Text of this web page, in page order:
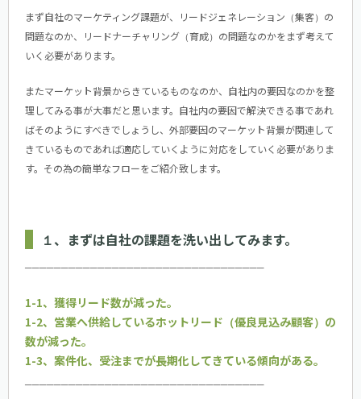
まず自社のマーケティング課題が、リードジェネレーション（集客）の
問題なのか、リードナーチャリング（育成）の問題なのかをまず考えて
いく必要があります。
またマーケット背景からきているものなのか、自社内の要因なのかを整
理してみる事が大事だと思います。自社内の要因で解決できる事であれ
ばそのようにすべきでしょうし、外部要因のマーケット背景が関連して
きているものであれば適応していくように対応をしていく必要がありま
す。その為の簡単なフローをご紹介致します。
１、まずは自社の課題を洗い出してみます。
─────────────────────────────────
1-1、獲得リード数が減った。
1-2、営業へ供給しているホットリード（優良見込み顧客）の
数が減った。
1-3、案件化、受注までが長期化してきている傾向がある。
─────────────────────────────────